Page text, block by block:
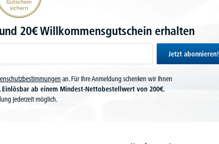
20€ Willkommensgutschein erhalten
Jetzt abonnieren!
an. Für Ihre Anmeldung schenken wir Ihnen
Einlösbar ab einem Mindest-Nettobestellwert von 200€.
jederzeit möglich.